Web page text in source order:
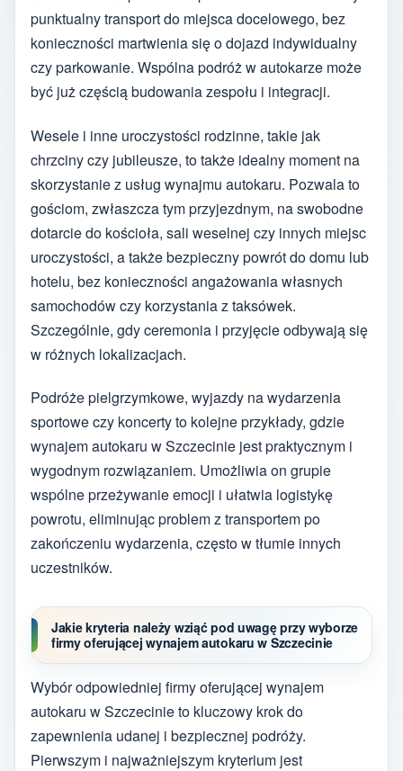
punktualny transport do miejsca docelowego, bez
konieczności martwienia się o dojazd indywidualny
czy parkowanie. Wspólna podróż w autokarze może
być już częścią budowania zespołu i integracji.
Wesele i inne uroczystości rodzinne, takie jak
chrzciny czy jubileusze, to także idealny moment na
skorzystanie z usług wynajmu autokaru. Pozwala to
gościom, zwłaszcza tym przyjezdnym, na swobodne
dotarcie do kościoła, sali weselnej czy innych miejsc
uroczystości, a także bezpieczny powrót do domu lub
hotelu, bez konieczności angażowania własnych
samochodów czy korzystania z taksówek.
Szczególnie, gdy ceremonia i przyjęcie odbywają się
w różnych lokalizacjach.
Podróże pielgrzymkowe, wyjazdy na wydarzenia
sportowe czy koncerty to kolejne przykłady, gdzie
wynajem autokaru w Szczecinie jest praktycznym i
wygodnym rozwiązaniem. Umożliwia on grupie
wspólne przeżywanie emocji i ułatwia logistykę
powrotu, eliminując problem z transportem po
zakończeniu wydarzenia, często w tłumie innych
uczestników.
Jakie kryteria należy wziąć pod uwagę przy wyborze
firmy oferującej wynajem autokaru w Szczecinie
Wybór odpowiedniej firmy oferującej wynajem
autokaru w Szczecinie to kluczowy krok do
zapewnienia udanej i bezpiecznej podróży.
Pierwszym i najważniejszym kryterium jest